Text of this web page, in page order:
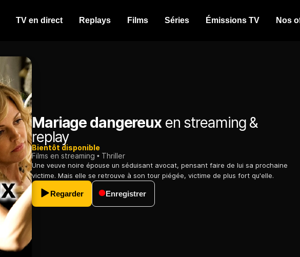
TV en direct Replays Films Séries Émissions TV Nos
Mariage dangereuxen streaming &
replay
Bientôt disponible
Films en streaming
Thriller
Une veuve noire épouse un séduisant avocat, pensant faire de lui sa prochaine
victime. Mais elle se retrouve à son tour piégée, victime de plus fort qu'elle.
Regarder Enregistrer